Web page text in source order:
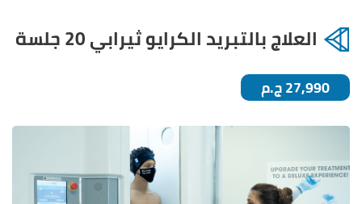
العلاج بالتبريد الكرايو ثيرابي 20 جلسة
27,990 ج.م